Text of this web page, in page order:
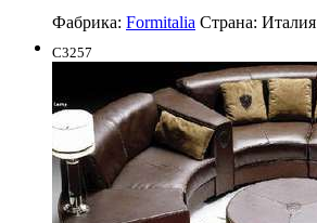
Фабрика: Formitalia Страна: Италия
C3257